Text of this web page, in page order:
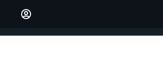
INICIAR SESIÓN